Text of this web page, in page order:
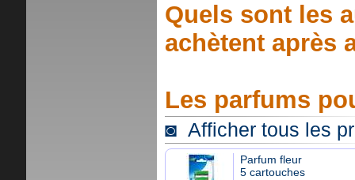
Quels sont les
achètent après
Les parfums
◙ Afficher tous les
Parfum fleur
5 cartouches